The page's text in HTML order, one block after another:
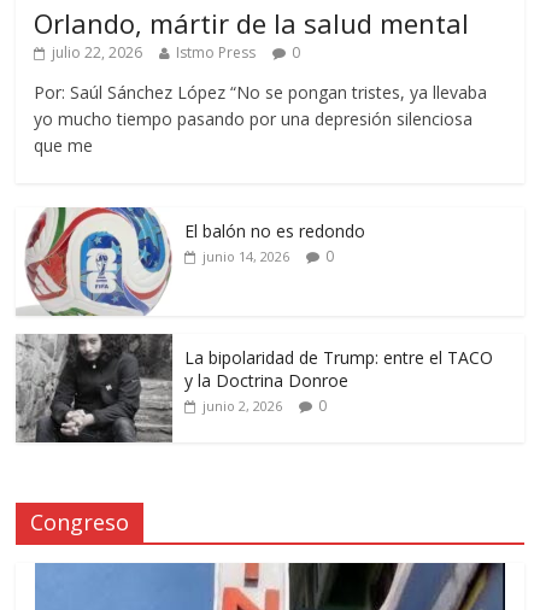
Orlando, mártir de la salud mental
julio 22, 2026 Istmo Press 0
Por: Saúl Sánchez López “No se pongan tristes, ya llevaba
yo mucho tiempo pasando por una depresión silenciosa
que me
El balón no es redondo
junio 14, 2026 0
La bipolaridad de Trump: entre el TACO
y la Doctrina Donroe
junio 2, 2026 0
Congreso